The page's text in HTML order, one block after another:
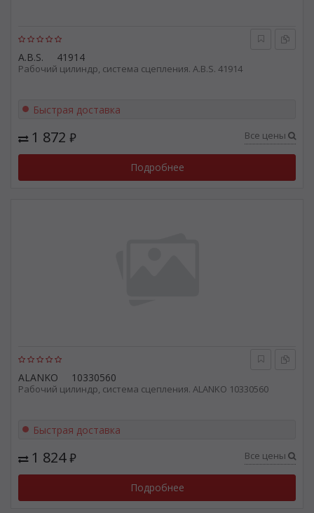
A.B.S. 41914
Рабочий цилиндр, система сцепления. A.B.S. 41914
Быстрая доставка
1 872 ₽ Все цены
Подробнее
ALANKO 10330560
Рабочий цилиндр, система сцепления. ALANKO 10330560
Быстрая доставка
1 824₽ Все цены
Подробнее